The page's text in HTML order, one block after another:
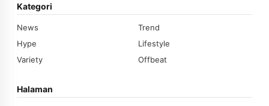
Kategori
News
Trend
Hype
Lifestyle
Variety
Offbeat
Halaman